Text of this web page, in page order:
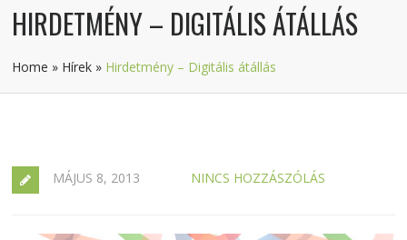
HIRDETMÉNY – DIGITÁLIS ÁTÁLLÁS
Home » Hírek » Hirdetmény – Digitális átállás
MÁJUS 8, 2013 NINCS HOZZÁSZÓLÁS